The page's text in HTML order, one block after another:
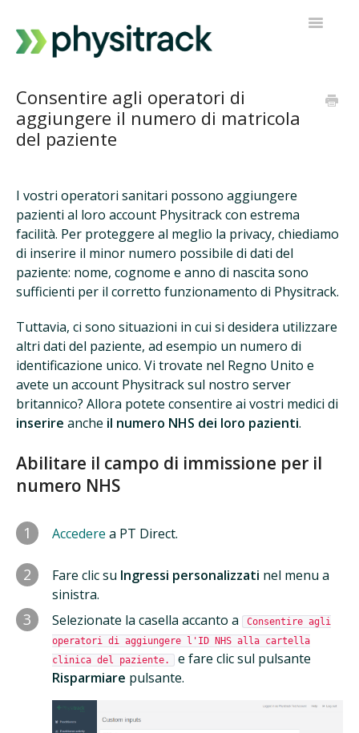
PT Diretto
Consentire agli operatori di
aggiungere il numero di matricola
del paziente
I vostri operatori sanitari possono aggiungere
pazienti al loro account Physitrack con estrema
facilità. Per proteggere al meglio la privacy, chiediamo
di inserire il minor numero possibile di dati del
paziente: nome, cognome e anno di nascita sono
sufficienti per il corretto funzionamento di Physitrack.
Tuttavia, ci sono situazioni in cui si desidera utilizzare
altri dati del paziente, ad esempio un numero di
identificazione unico. Vi trovate nel Regno Unito e
avete un account Physitrack sul nostro server
britannico? Allora potete consentire ai vostri medici di
inserire anche il numero NHS dei loro pazienti.
Abilitare il campo di immissione per il
numero NHS
1 Accedere a PT Direct.
2 Fare clic su Ingressi personalizzati nel menu a
sinistra.
3 Selezionate la casella accanto a
Consentire agli
operatori di aggiungere l'ID NHS alla cartella
clinica del paziente.
e fare clic sul pulsante
Risparmiare pulsante.